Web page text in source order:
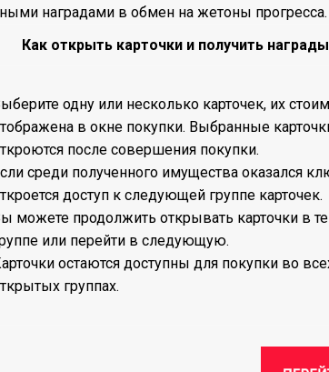
наградами в обмен на жетоны прогресса.
Как открыть карточки и получить
одну или несколько карточек, их
в окне покупки. Выбранные
после совершения покупки.
среди полученного имущества оказался
доступ к следующей группе карточек.
можете продолжить открывать карточки в
или перейти в следующую.
остаются доступны для покупки во
группах.